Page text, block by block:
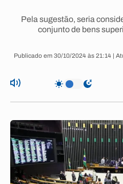
Pela sugestão, seria
conjunto de bens
Publicado em 30/10/2024 às 21:14 |